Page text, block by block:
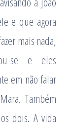
e que agora
mais nada,
se e eles
em não falar
Também
dois. A vida